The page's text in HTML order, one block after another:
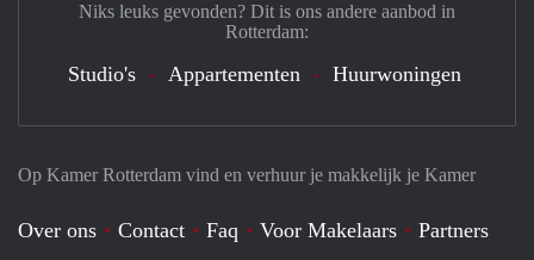
Op Kamer Rotterdam vind en verhuur je makkelijk je Kamer
Over ons Contact Faq Voor Makelaars
Partners
Niks leuks gevonden? Dit is ons andere aanbod in
Rotterdam:
Studio's Appartementen Huurwoningen